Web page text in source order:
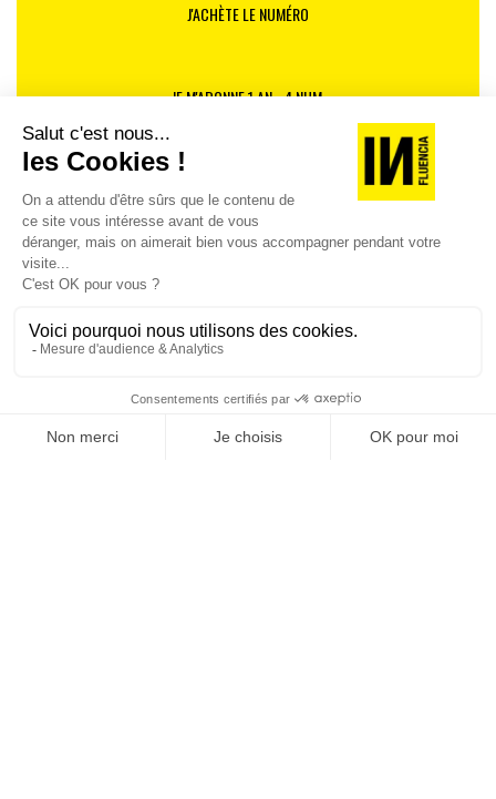
J'ACHÈTE LE NUMÉRO
JE M'ABONNE 1 AN - 4 NUM.
JE DÉCOUVRE LES NUMÉROS PRÉCÉDENTS
Je suis déjà abonné(e) :je consulte la revue en